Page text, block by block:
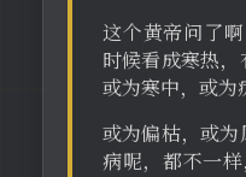
这个黄帝问了
时候看成寒热，
或为寒中，或为
或为偏枯，或为
病呢，都不一